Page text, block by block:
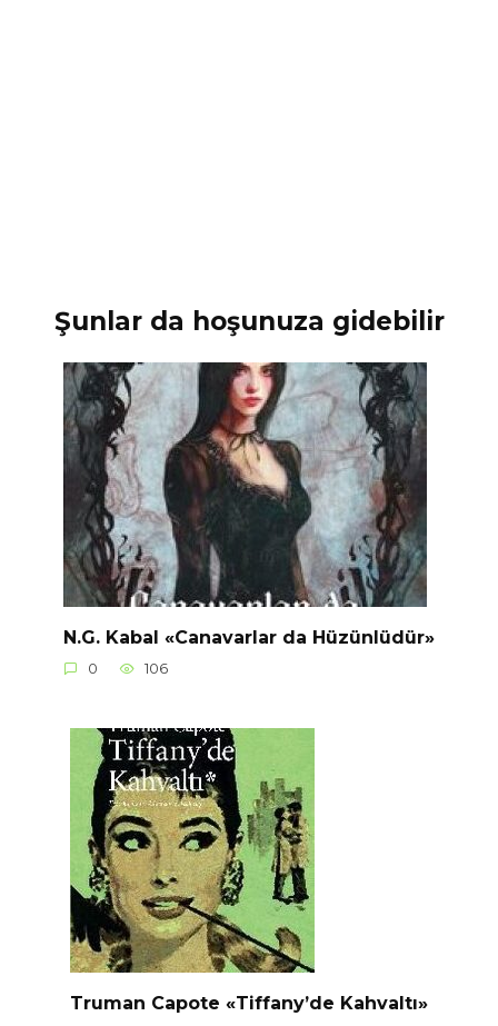
Şunlar da hoşunuza gidebilir
N.G. Kabal «Canavarlar da Hüzünlüdür»
0 106
Truman Capote «Tiffany’de Kahvaltı»